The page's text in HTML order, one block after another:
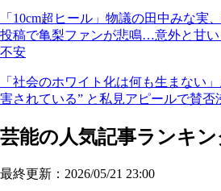
「10cm超ヒール」物議の田中みな実
投稿で亀梨ファンが悲鳴…意外と甘い
不安
「社会のホワイト化は何も生まない
害されている” と私見アピールで賛否
芸能の人気記事ランキ
最終更新：2026/05/21 23:00